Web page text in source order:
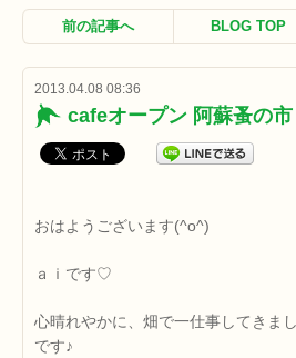
前の記事へ BLOG TOP
2013.04.08 08:36
cafeオープン 阿蘇蚤の市
おはようございます(^o^)
ａｉです♡
心晴れやかに、畑で一仕事してきま
です♪